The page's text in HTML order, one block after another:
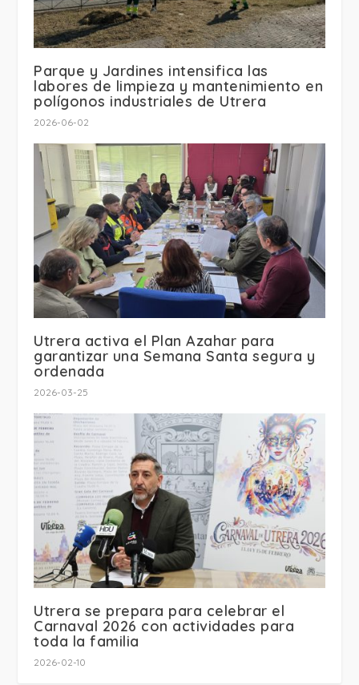
Parque y Jardines intensifica las
labores de limpieza y mantenimiento en
polígonos industriales de Utrera
2026-06-02
Utrera activa el Plan Azahar para
garantizar una Semana Santa segura y
ordenada
2026-03-25
Utrera se prepara para celebrar el
Carnaval 2026 con actividades para
toda la familia
2026-02-10